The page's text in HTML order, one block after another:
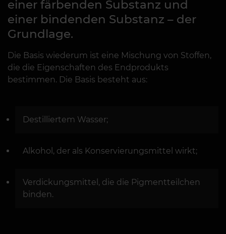
einer färbenden Substanz und
einer bindenden Substanz – der
Grundlage.
Die Basis wiederum ist eine Mischung von Stoffen,
die die Eigenschaften des Endprodukts
bestimmen. Die Basis besteht aus:
Destilliertem Wasser;
Alkohol, der als Konservierungsmittel wirkt;
Verdickungsmittel, die die Pigmentteilchen
binden.